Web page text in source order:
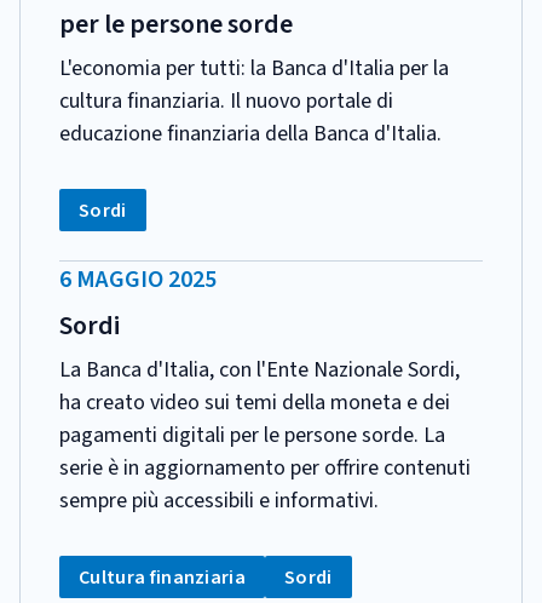
per le persone sorde
L'economia per tutti: la Banca d'Italia per la
cultura finanziaria. Il nuovo portale di
educazione finanziaria della Banca d'Italia.
CATEGORIA:
Tag:
Sordi
DATA
PUBBLICAZIONE:
6 MAGGIO 2025
Sordi
La Banca d'Italia, con l'Ente Nazionale Sordi,
ha creato video sui temi della moneta e dei
pagamenti digitali per le persone sorde. La
serie è in aggiornamento per offrire contenuti
sempre più accessibili e informativi.
CATEGORIA:
Tag:
Cultura finanziaria Tag:
Sordi